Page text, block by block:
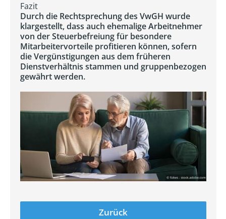
Fazit
Durch die Rechtsprechung des VwGH wurde
klargestellt, dass auch ehemalige Arbeitnehmer
von der Steuerbefreiung für besondere
Mitarbeitervorteile profitieren können, sofern
die Vergünstigungen aus dem früheren
Dienstverhältnis stammen und gruppenbezogen
gewährt werden.
Zurück